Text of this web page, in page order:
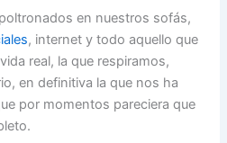
en nuestros sofás,
, internet y todo aquello que
real, la que respiramos,
en definitiva la que nos ha
por momentos pareciera que